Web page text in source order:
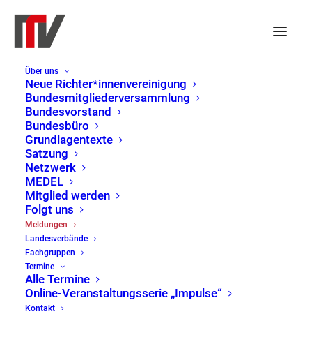
Über uns
Neue Richter*innenvereinigung
Bundesmitgliederversammlung
Bundesvorstand
Bundesbüro
Grundlagentexte
Satzung
Netzwerk
MEDEL
Mitglied werden
Folgt uns
Meldungen
Landesverbände
Fachgruppen
Termine
Alle Termine
Online-Veranstaltungsserie „Impulse“
Kontakt
NRW-Landesinfo Dezember
2008
10. Dezember 2008
Aus dem Inhalt:
Selbstverwaltung für die Dritte Gewalt?
Warum? Und was ist das überhaupt?
Demokratie statt Hierarchie
Selbstverwaltungsmodell der NRV
Unabhängigkeit krisenfest machen!